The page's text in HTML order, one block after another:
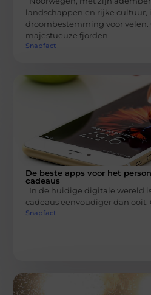
landschappen en rijke cultuur,
droombestemming voor velen.
majestueuze fjorden
Snapfact
De beste apps voor het
cadeaus
In de huidige digitale wereld
cadeaus eenvoudiger dan ooit.
Snapfact